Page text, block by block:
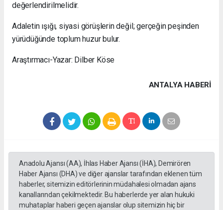
değerlendirilmelidir.
Adaletin ışığı, siyasi görüşlerin değil; gerçeğin peşinden
yürüdüğünde toplum huzur bulur.
Araştırmacı-Yazar: Dilber Köse
ANTALYA HABERİ
Anadolu Ajansı (AA), İhlas Haber Ajansı (İHA), Demirören
Haber Ajansı (DHA) ve diğer ajanslar tarafından eklenen tüm
haberler, sitemizin editörlerinin müdahalesi olmadan ajans
kanallarından çekilmektedir. Bu haberlerde yer alan hukuki
muhataplar haberi geçen ajanslar olup sitemizin hiç bir